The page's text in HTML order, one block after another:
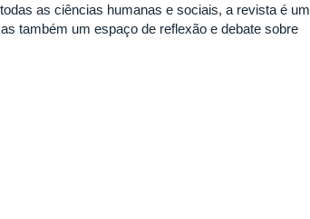
as ciências humanas e sociais, a revista é um
também um espaço de reflexão e debate sobre